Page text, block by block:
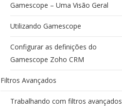
Gamescope – Uma Visão Geral
Utilizando Gamescope
Configurar as definições do
Gamescope Zoho CRM
Filtros Avançados
Trabalhando com filtros avançados